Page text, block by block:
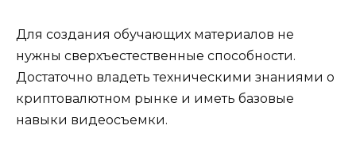
Для создания обучающих материалов не
нужны сверхъестественные способности.
Достаточно владеть техническими знаниями о
криптовалютном рынке и иметь базовые
навыки видеосъемки.